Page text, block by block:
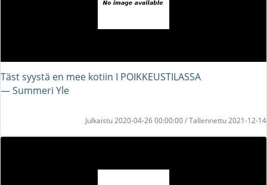
Täst syystä en mee kotiin I POIKKEUSTILASSA
― Summeri Yle
Julkaistu 2020-04-26 00:00:00 / Tallennettu 2021-12-14